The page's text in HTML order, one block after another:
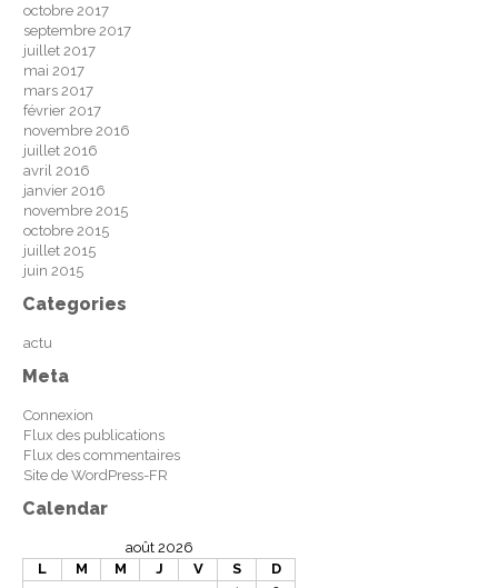
octobre 2017
septembre 2017
juillet 2017
mai 2017
mars 2017
février 2017
novembre 2016
juillet 2016
avril 2016
janvier 2016
novembre 2015
octobre 2015
juillet 2015
juin 2015
Categories
actu
Meta
Connexion
Flux des publications
Flux des commentaires
Site de WordPress-FR
Calendar
août 2026
L
M M J V S
D